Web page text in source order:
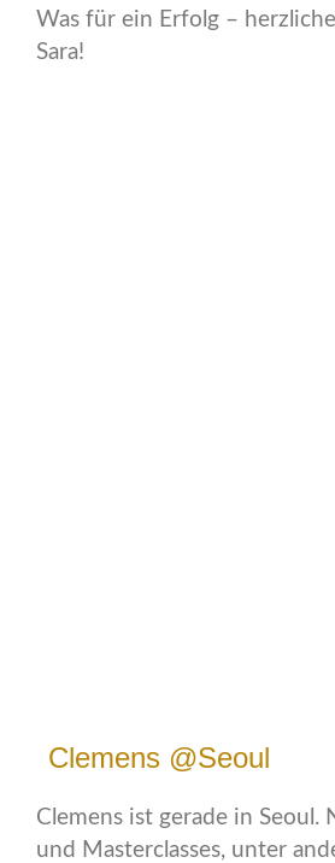
Was für ein Erfolg –
Sara!
Clemens @Seoul
Clemens ist gerade in Seoul.
und Masterclasses, unter